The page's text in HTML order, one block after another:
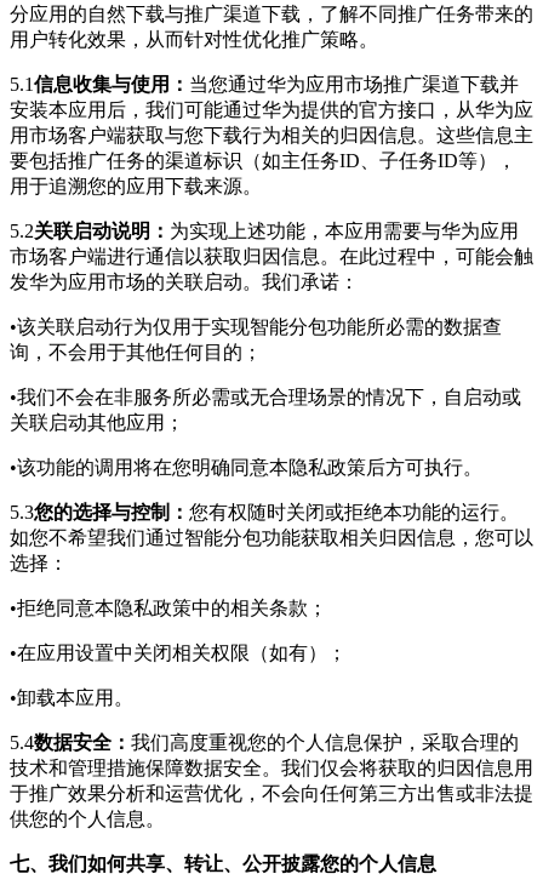
分应用的自然下载与推广渠道下载，了解不同推广任务带来的
用户转化效果，从而针对性优化推广策略。
5.1信息收集与使用： 当您通过华为应用市场推广渠道下载并
安装本应用后，我们可能通过华为提供的官方接口，从华为应
用市场客户端获取与您下载行为相关的归因信息。这些信息主
要包括推广任务的渠道标识（如主任务ID、子任务ID等），
用于追溯您的应用下载来源。
5.2关联启动说明： 为实现上述功能，本应用需要与华为应用
市场客户端进行通信以获取归因信息。在此过程中，可能会触
发华为应用市场的关联启动。我们承诺：
•该关联启动行为仅用于实现智能分包功能所必需的数据查
询，不会用于其他任何目的；
•我们不会在非服务所必需或无合理场景的情况下，自启动或
关联启动其他应用；
•该功能的调用将在您明确同意本隐私政策后方可执行。
5.3您的选择与控制： 您有权随时关闭或拒绝本功能的运行。
如您不希望我们通过智能分包功能获取相关归因信息，您可以
选择：
•拒绝同意本隐私政策中的相关条款；
•在应用设置中关闭相关权限（如有）；
•卸载本应用。
5.4数据安全： 我们高度重视您的个人信息保护，采取合理的
技术和管理措施保障数据安全。我们仅会将获取的归因信息用
于推广效果分析和运营优化，不会向任何第三方出售或非法提
供您的个人信息。
七、我们如何共享、转让、公开披露您的个人信息